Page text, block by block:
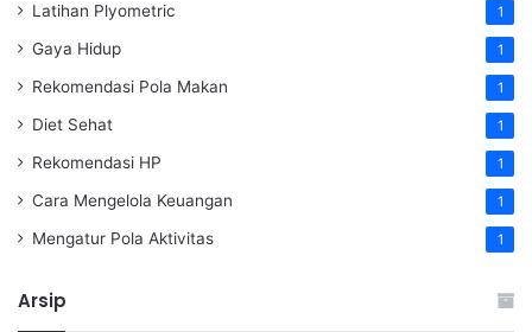
Latihan Plyometric 1
Gaya Hidup 1
Rekomendasi Pola Makan 1
Diet Sehat 1
Rekomendasi HP 1
Cara Mengelola Keuangan 1
Mengatur Pola Aktivitas 1
Arsip